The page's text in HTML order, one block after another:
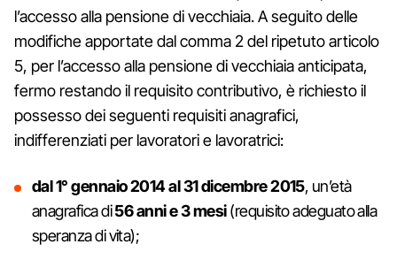
l’accesso alla pensione di vecchiaia. A seguito delle
modifiche apportate dal comma 2 del ripetuto articolo
5, per l’accesso alla pensione di vecchiaia anticipata,
fermo restando il requisito contributivo, è richiesto il
possesso dei seguenti requisiti anagrafici,
indifferenziati per lavoratori e lavoratrici:
dal 1° gennaio 2014 al 31 dicembre 2015, un’età
anagrafica di56 anni e 3 mesi(requisito adeguato alla
speranza di vita);